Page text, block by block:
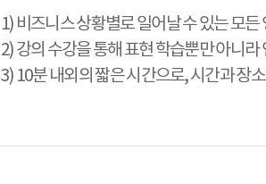
1) 비즈니스 상황별로 일어날 수 있는 모든
2) 강의 수강을 통해 표현 학습뿐만 아니라
3) 10분 내외의 짧은 시간으로, 시간과 장